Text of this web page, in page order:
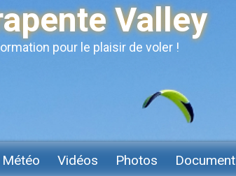
Valley
pour le plaisir de voler !
Météo Vidéos Photos